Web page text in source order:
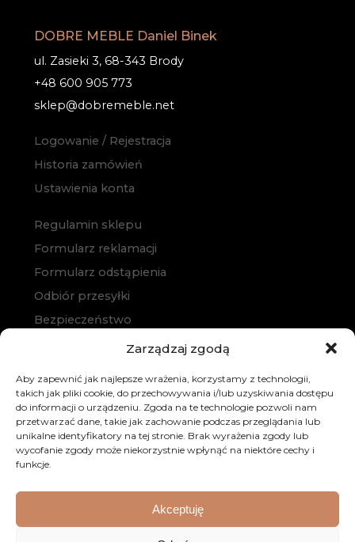
Zarządzaj zgodą
Aby zapewnić jak najlepsze wrażenia, korzystamy z technologii,
takich jak pliki cookie, do przechowywania i/lub uzyskiwania dostępu
do informacji o urządzeniu. Zgoda na te technologie pozwoli nam
przetwarzać dane, takie jak zachowanie podczas przeglądania lub
unikalne identyfikatory na tej stronie. Brak wyrażenia zgody lub
wycofanie zgody może niekorzystnie wpłynąć na niektóre cechy i
funkcje.
Akceptuję
DOBRE MEBLE Daniel Binek
ul. Zasieki 3, 68-343 Brody
+48 600 905 773
sklep@dobremeble.net
Logowanie / Rejestracja
Historia zamówień
Ustawienia konta
Regulamin sklepu
Formularz reklamacji
Formularz odstąpienia
Odbiór przesyłki
Bezpieczeństwo
Polityka prywatności
Zakup na raty
Kontakt